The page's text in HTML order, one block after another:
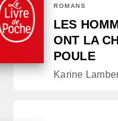
ROMANS
LES
ONT LA
POULE
Karine